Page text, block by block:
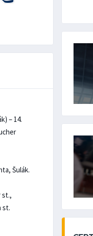
– 14.
Šulák.
st.,
st.